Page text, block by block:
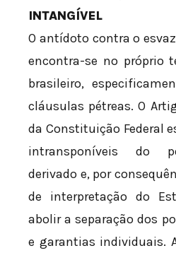
INTANGÍVEL
O antídoto contra o
encontra-se no próprio
brasileiro,
cláusulas pétreas. O
da Constituição Federal
intransponíveis do
derivado e, por
de interpretação do
abolir a separação dos
e garantias individuais.